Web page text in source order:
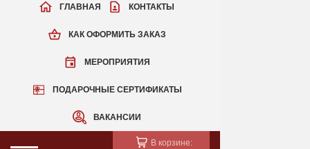
КАК ОФОРМИТЬ ЗАКАЗ
МЕРОПРИЯТИЯ
ПОДАРОЧНЫЕ СЕРТИФИКАТЫ
ВАКАНСИИ
ГЛАВНАЯ КОНТАКТЫ
В корзине: